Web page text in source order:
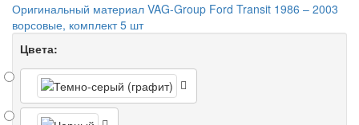
Оригинальный материал VAG-Group Ford Transit 1986 – 2003
ворсовые, комплект 5 шт
Цвета: